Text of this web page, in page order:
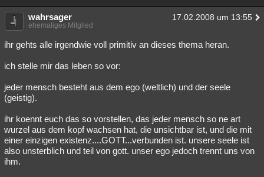
wahrsager 17.02.2008 um 13:55
ehemaliges Mitglied
ihr gehts alle irgendwie voll primitiv an dieses thema heran.
ich stelle mir das leben so vor:
jeder mensch besteht aus dem ego (weltlich) und der seele
(geistig).
ihr koennt euch das so vorstellen, das jeder mensch so ne art
wurzel aus dem kopf wachsen hat, die unsichtbar ist, und die mit
einer einzigen existenz....GOTT...verbunden ist. unsere seele ist
also unsterblich und teil von gott. unser ego jedoch trennt uns von
ihm.